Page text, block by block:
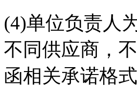
(4)单位负责人
不同供应商，
函相关承诺格式